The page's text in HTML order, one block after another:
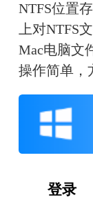
NTFS位置
上对NTFS
Mac电脑文
操作简单，
登录